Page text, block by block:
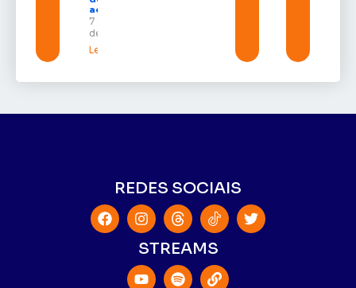
ao Amapá
7 de agosto
de 2026
Leia mais »
REDES SOCIAIS
STREAMS